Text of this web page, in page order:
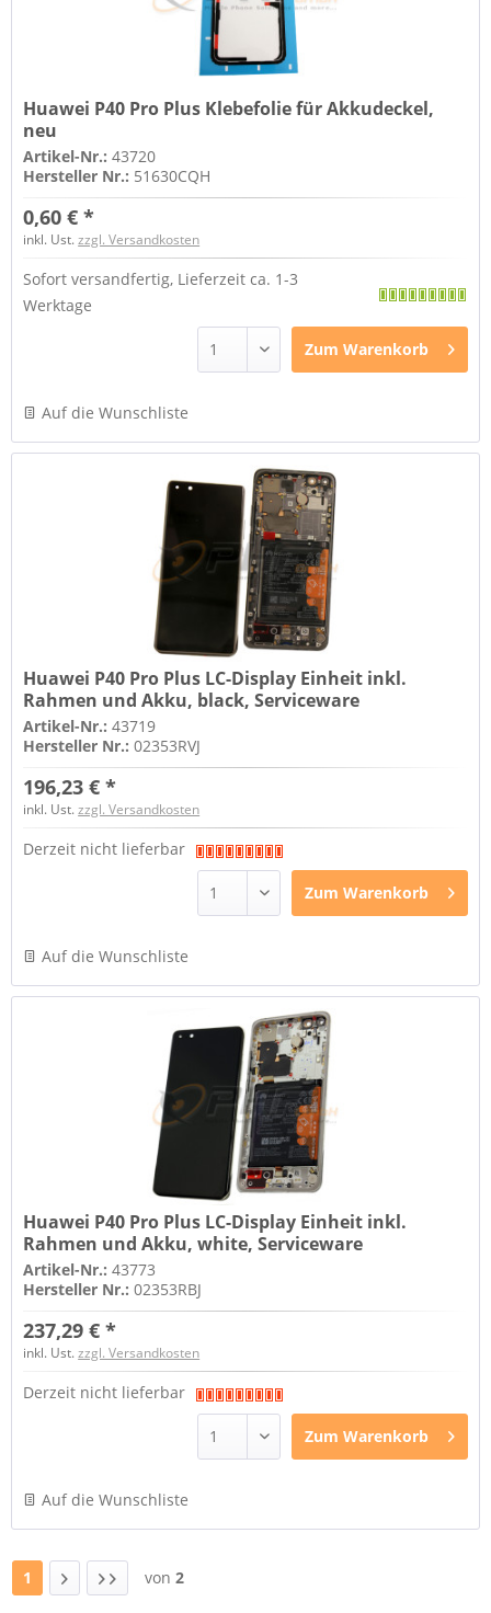
Huawei P40 Pro Plus Klebefolie für Akkudeckel,
neu
Artikel-Nr.:43720
Hersteller Nr.: 51630CQH
0,60 € *
inkl. Ust.zzgl. Versandkosten
Sofort versandfertig, Lieferzeit ca. 1-3
Werktage
Zum Warenkorb
Auf die Wunschliste
Huawei P40 Pro Plus LC-Display Einheit inkl.
Rahmen und Akku, black, Serviceware
Artikel-Nr.:43719
Hersteller Nr.:02353RVJ
196,23 € *
inkl. Ust.zzgl. Versandkosten
Derzeit nicht lieferbar
Zum Warenkorb
Auf die Wunschliste
Huawei P40 Pro Plus LC-Display Einheit inkl.
Rahmen und Akku, white, Serviceware
Artikel-Nr.:43773
Hersteller Nr.:02353RBJ
237,29 € *
inkl. Ust.zzgl. Versandkosten
Derzeit nicht lieferbar
Zum Warenkorb
Auf die Wunschliste
1 von 2